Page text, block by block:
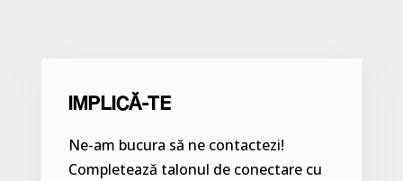
IMPLICĂ-TE
Ne-am bucura să ne contactezi!
Completează talonul de conectare cu